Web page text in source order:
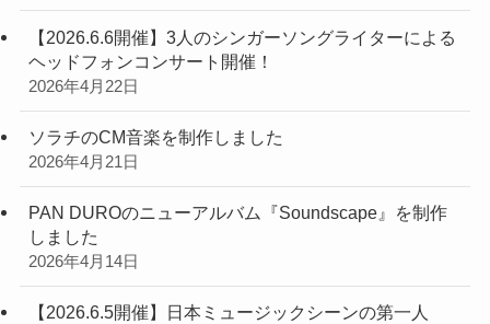
【2026.6.6開催】3人のシンガーソングライターによる
ヘッドフォンコンサート開催！
2026年4月22日
ソラチのCM音楽を制作しました
2026年4月21日
PAN DUROのニューアルバム『Soundscape』を制作
しました
2026年4月14日
【2026.6.5開催】日本ミュージックシーンの第一人